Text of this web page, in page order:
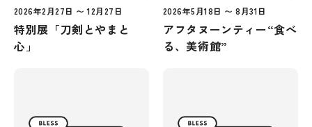
2026年2月27日 〜 12月27日
特別展「刀剣とやまと
心」
2026年5月18日 〜 8月31日
アフタヌーンティー“食べ
る、美術館”